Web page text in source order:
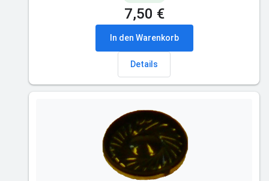
7,50 €
In den Warenkorb
Details